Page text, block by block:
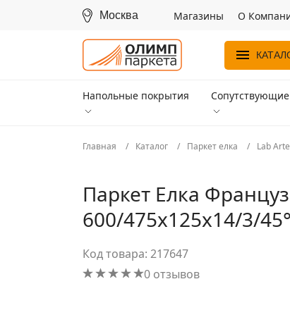
Москва Магазины О
Напольные покрытия
Главная Каталог Паркет елка Lab Arte
Паркет Елка
600/475х125х14/3/45°
Код товара: 217647
0 отзывов